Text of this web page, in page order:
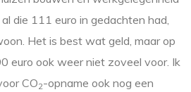
die 111 euro in gedachten had,
Het is best wat geld, maar op
euro ook weer niet zoveel voor. Ik
CO2-opname ook nog een